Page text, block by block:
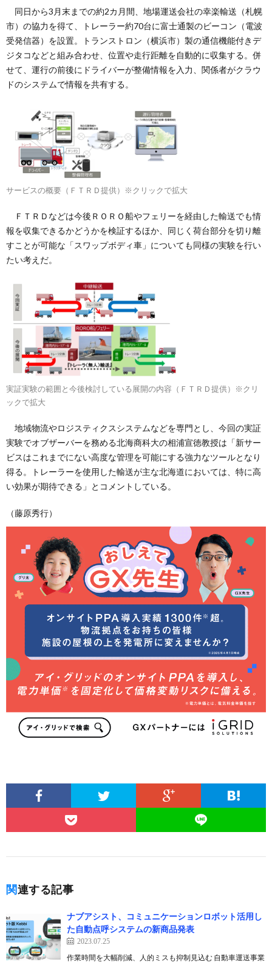
同日から3月末までの約2カ月間、地場運送会社の幸楽輸送（札幌
市）の協力を得て、トレーラー約70台に富士通製のビーコン（電波
受発信器）を設置。トランストロン（横浜市）製の通信機能付きデ
ジタコなどと組み合わせ、位置や走行距離を自動的に収集する。併
せて、運行の前後にドライバーが整備情報を入力、関係者がクラウ
ドのシステムで情報を共有する。
サービスの概要（ＦＴＲＤ提供）※クリックで拡大
ＦＴＲＤなどは今後ＲＯＲＯ船やフェリーを経由した輸送でも情
報を収集できるかどうかを検証するほか、同じく荷台部分を切り離
すことが可能な「スワップボディ車」についても同様の実験を行い
たい考えだ。
実証実験の範囲と今後検討している展開の内容（ＦＴＲＤ提供）※クリ
ックで拡大
地域物流やロジスティクスシステムなどを専門とし、今回の実証
実験でオブザーバーを務める北海商科大の相浦宣徳教授は「新サー
ビスはこれまでにない高度な管理を可能にする強力なツールとなり
得る。トレーラーを使用した輸送が主な北海道においては、特に高
い効果が期待できる」とコメントしている。
（藤原秀行）
関連する記事
ナブアシスト、コミュニケーションロボット活用し
た自動点呼システムの新商品発表
2023.07.25
作業時間を大幅削減、人的ミスも抑制見込む 自動車運送事業